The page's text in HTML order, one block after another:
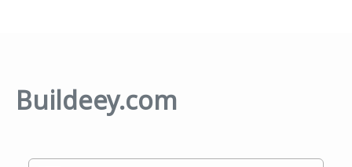
Buildeey.com